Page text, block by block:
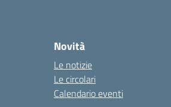
Novità
Le notizie
Le circolari
Calendario eventi